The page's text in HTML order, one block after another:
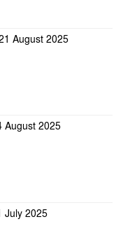
August 2025
August 2025
July 2025